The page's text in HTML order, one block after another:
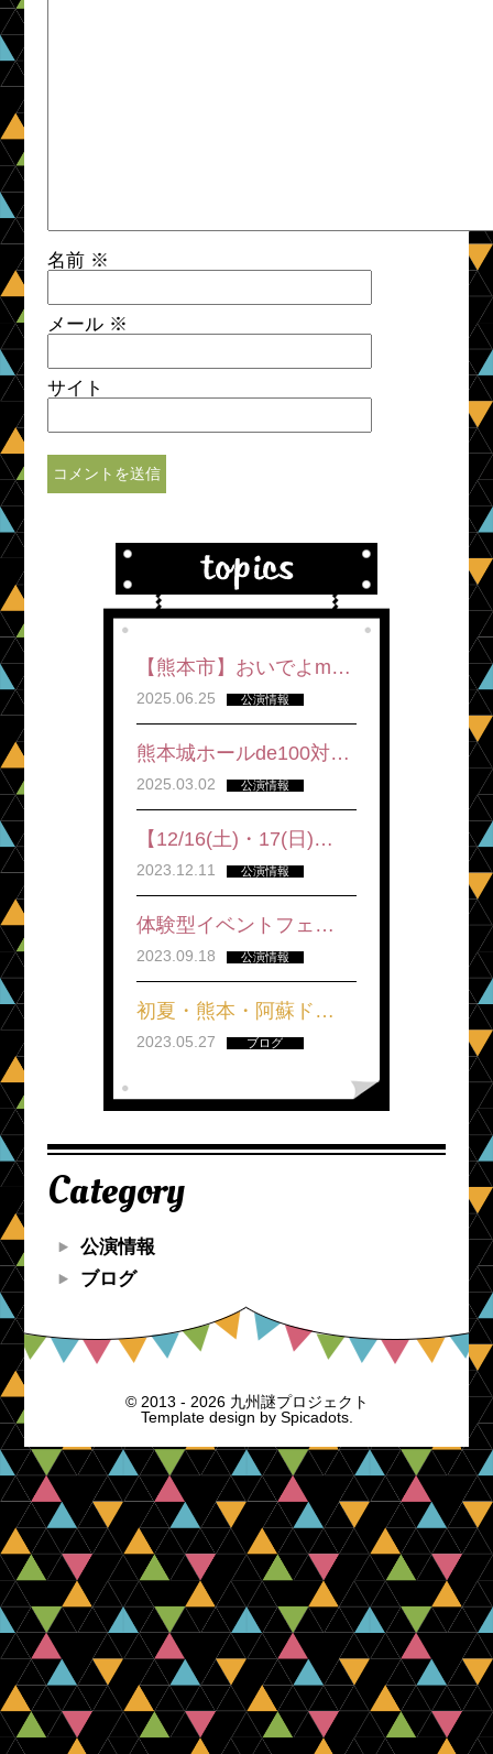
名前 ※
メール ※
サイト
【熊本市】おいでよm…
2025.06.25 公演情報
熊本城ホールde100対…
2025.03.02 公演情報
【12/16(土)・17(日)…
2023.12.11 公演情報
体験型イベントフェ…
2023.09.18 公演情報
初夏・熊本・阿蘇ド…
2023.05.27 ブログ
Category
公演情報
ブログ
© 2013 - 2026 九州謎プロジェクト
Template design by Spicadots.